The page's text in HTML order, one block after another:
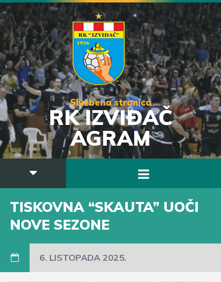
Službena stranica
RK IZVIĐAČ
AGRAM
TISKOVNA “SKAUTA” UOČI
NOVE SEZONE
6. LISTOPADA 2025.